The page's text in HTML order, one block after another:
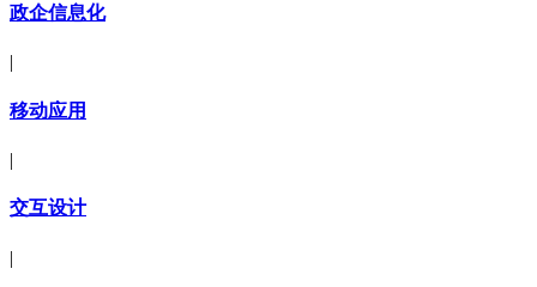
政企信息化
移动应用
|
交互设计
|